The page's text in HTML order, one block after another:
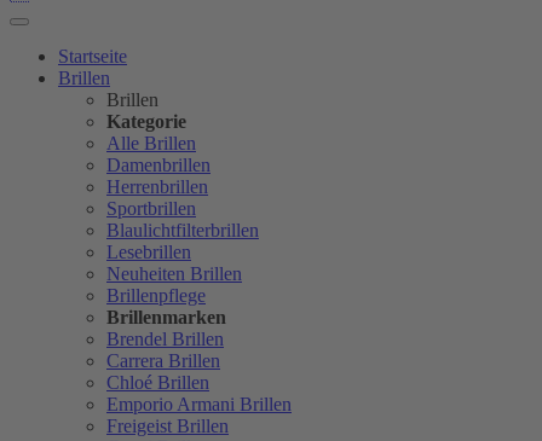
Startseite
Brillen
Brillen
Kategorie
Alle Brillen
Damenbrillen
Herrenbrillen
Sportbrillen
Blaulichtfilterbrillen
Lesebrillen
Neuheiten Brillen
Brillenpflege
Brillenmarken
Brendel Brillen
Carrera Brillen
Chloé Brillen
Emporio Armani Brillen
Freigeist Brillen